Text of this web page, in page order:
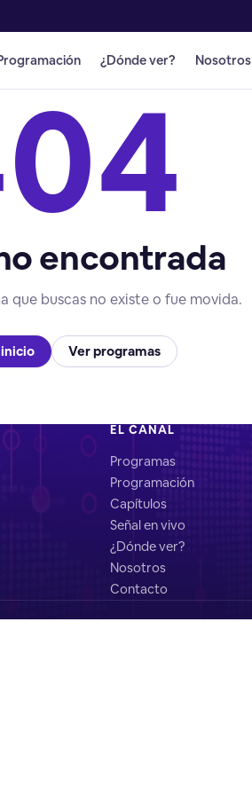
¿Dónde ver? Nosotros
encontrada
que buscas no existe o fue movida.
Ver programas
EL CANAL
Programas
Programación
Capítulos
Señal en vivo
¿Dónde ver?
Nosotros
Contacto